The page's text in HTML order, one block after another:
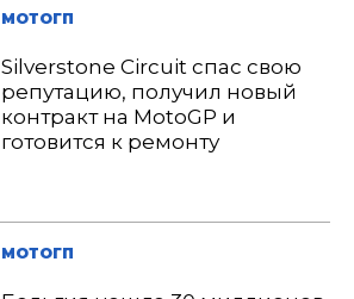
МОТОГП
Silverstone Circuit спас свою
репутацию, получил новый
контракт на MotoGP и
готовится к ремонту
МОТОГП